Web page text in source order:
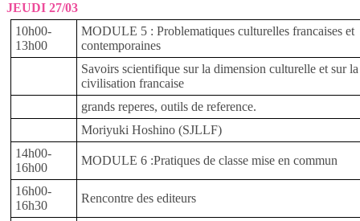
JEUDI 27/03
10h00-
13h00
MODULE 5 : Problematiques culturelles francaises et
contemporaines
Savoirs scientifique sur la dimension culturelle et sur la
civilisation francaise
grands reperes, outils de reference.
Moriyuki Hoshino (SJLLF)
14h00-
16h00
MODULE 6 :Pratiques de classe mise en commun
16h00-
16h30
Rencontre des editeurs